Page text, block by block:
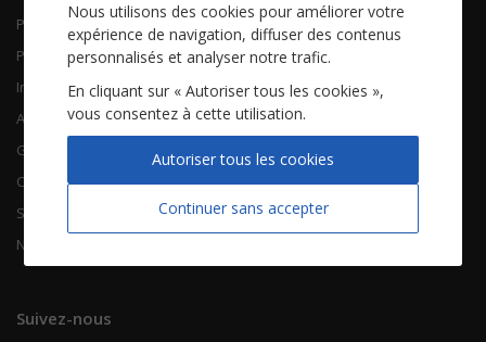
Piano Chant
Piano Solo
Instruments solistes
Accordéon
Guitare
Chorales
Songbooks
Nouvelles partitions
Contactez-nous
Qui sommes-nous
FAQ
À propos
CGV
Mentions légales
Suivez-nous
Nous utilisons des cookies pour améliorer votre
expérience de navigation, diffuser des contenus
personnalisés et analyser notre trafic.
En cliquant sur « Autoriser tous les cookies »,
vous consentez à cette utilisation.
Continuer sans accepter
Autoriser tous les cookies